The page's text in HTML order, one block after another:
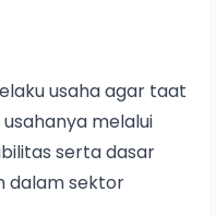
usaha agar taat
melalui
serta dasar
dalam sektor